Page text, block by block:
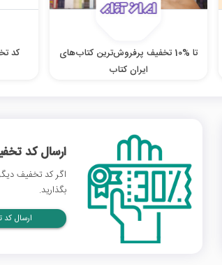
تا %10 تخفیف پرفروش‌ترین کتاب‌های
ایران کتاب
کد تخفیف 20
ارسال کد
اگر کد تخفیف
بگذارید.
ارسال